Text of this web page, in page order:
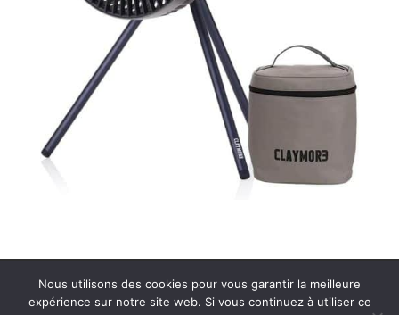
Plan de site
Contact
Politique de confidentialité
Mentions légales
Nous utilisons des cookies pour vous garantir la meilleure
expérience sur notre site web. Si vous continuez à utiliser ce